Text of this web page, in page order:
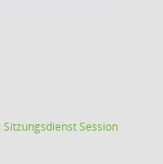
SitzungsdienstSession(Wird in